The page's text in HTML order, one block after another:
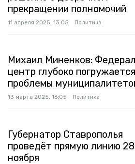
прекращении полномочий
11 апреля 2025, 13:05 Политика
Михаил Миненков:
центр глубоко
проблемы
13 марта 2025, 16:05 Политика
Губернатор Ставрополья
проведёт прямую линию 28
ноября